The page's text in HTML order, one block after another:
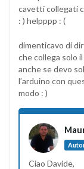
cavetti collegati
: ) helpppp : (
dimenticavo di
che collega solo
anche se devo
l’arduino con
modo : )
Ciao Davide,